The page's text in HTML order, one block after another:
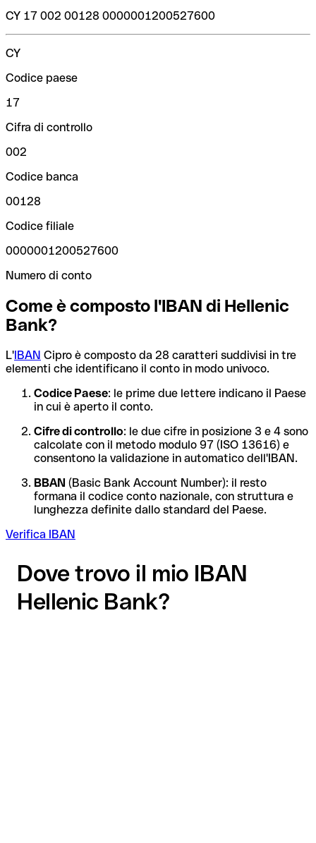
CY 17 002 00128 0000001200527600
CY
Codice paese
17
Cifra di controllo
002
Codice banca
00128
Codice filiale
0000001200527600
Numero di conto
Come è composto l'IBAN di Hellenic
Bank?
L'IBAN Cipro è composto da 28 caratteri suddivisi in tre
elementi che identificano il conto in modo univoco.
Codice Paese: le prime due lettere indicano il Paese
in cui è aperto il conto.
Cifre di controllo: le due cifre in posizione 3 e 4 sono
calcolate con il metodo modulo 97 (ISO 13616) e
consentono la validazione in automatico dell'IBAN.
BBAN (Basic Bank Account Number): il resto
formana il codice conto nazionale, con struttura e
lunghezza definite dallo standard del Paese.
Verifica IBAN
Dove trovo il mio IBAN
Hellenic Bank?